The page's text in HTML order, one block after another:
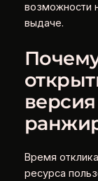
возможности
выдаче.
Время
ресурса